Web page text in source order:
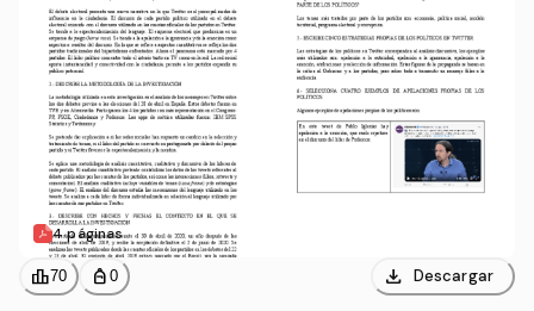
4 páginas
leaderboard70 personal_bag 0 download Descargar